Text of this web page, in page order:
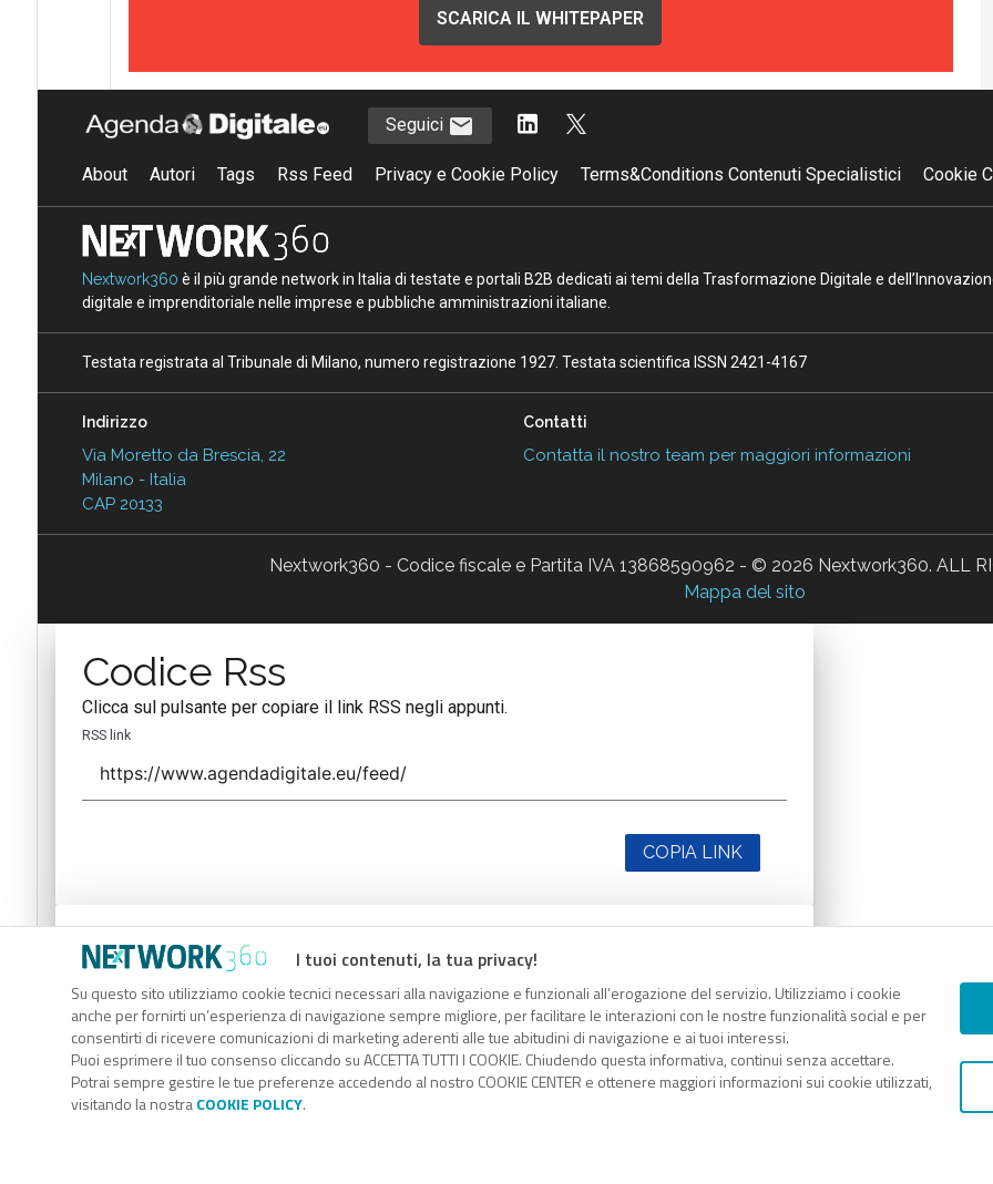
SCARICA IL WHITEPAPER
I tuoi contenuti, la tua privacy!
Su questo sito utilizziamo cookie tecnici necessari alla navigazione e funzionali all’erogazione del servizio. Utilizziamo i cookie
anche per fornirti un’esperienza di navigazione sempre migliore, per facilitare le interazioni con le nostre funzionalità social e per
consentirti di ricevere comunicazioni di marketing aderenti alle tue abitudini di navigazione e ai tuoi interessi.
Puoi esprimere il tuo consenso cliccando su ACCETTA TUTTI I COOKIE. Chiudendo questa informativa, continui senza accettare.
Potrai sempre gestire le tue preferenze accedendo al nostro COOKIE CENTER e ottenere maggiori informazioni sui cookie utilizzati,
visitando la nostraCOOKIE POLICY.
Seguici
About Autori Tags Rss Feed Privacy e Cookie Policy Terms&Conditions Contenuti Specialistici Cookie
Nextwork360 è il più grande network in Italia di testate e portali B2B dedicati ai temi della Trasformazione Digitale e
digitale e imprenditoriale nelle imprese e pubbliche amministrazioni italiane.
Testata registrata al Tribunale di Milano, numero registrazione 1927. Testata scientifica ISSN 2421-4167
Indirizzo
Via Moretto da Brescia, 22
Milano - Italia
CAP 20133
Contatti
Contatta il nostro team per maggiori informazioni
Nextwork360 - Codice fiscale e Partita IVA 13868590962 - © 2026 Nextwork360. ALL
Mappa del sito
Codice Rss
Clicca sul pulsante per copiare il link RSS negli appunti.
RSS link
COPIA LINK
Codice Rss
Clicca sul pulsante per copiare il link RSS negli appunti.
RSS link